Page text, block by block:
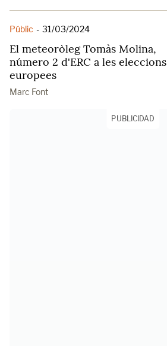
Públic - 31/03/2024
El meteoròleg Tomàs Molina,
número 2 d'ERC a les eleccions
europees
Marc Font
PUBLICIDAD